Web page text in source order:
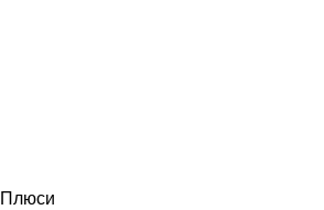
Плюси